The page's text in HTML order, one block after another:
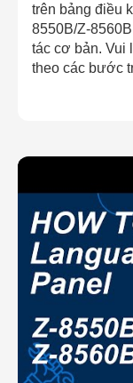
trên bảng điều
8550B/Z-
tác cơ bản. Vui
theo các bước